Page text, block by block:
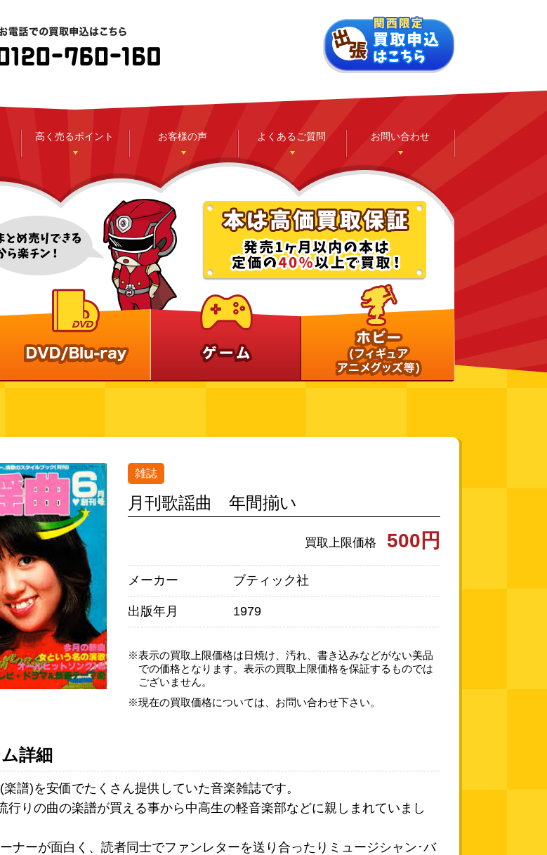
高く売るポイント お客様の声 よくあるご質問 お問い合わせ
DVD
雑誌
月刊歌謡曲 年間揃い
買取上限価格 500円
メーカー ブティック社
出版年月 1979
表示の買取上限価格は日焼け、汚れ、書き込みなどがない美品
での価格となります。表示の買取上限価格を保証するものでは
ございません。
現在の買取価格については、お問い合わせ下さい。
詳細
譜)を安価でたくさん提供していた音楽雑誌です。
行りの曲の楽譜が買える事から中高生の軽音楽部などに親しまれていまし
ナーが面白く、読者同士でファンレターを送り合ったりミュージシャン･バ